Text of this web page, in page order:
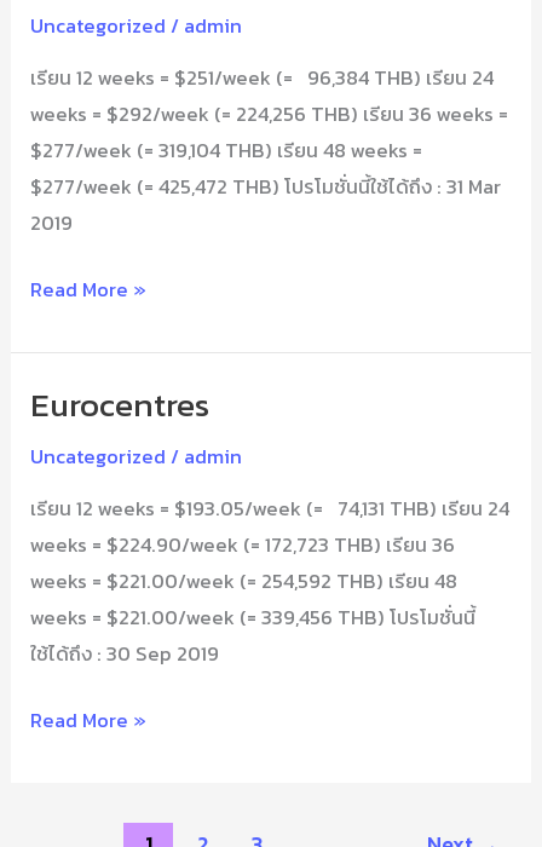
Uncategorized / admin
เรียน 12 weeks = $251/week (= 96,384 THB) เรียน 24
weeks = $292/week (= 224,256 THB) เรียน 36 weeks =
$277/week (= 319,104 THB) เรียน 48 weeks =
$277/week (= 425,472 THB) โปรโมชั่นนี้ใช้ได้ถึง : 31 Mar
2019
Read More »
Eurocentres
Uncategorized / admin
เรียน 12 weeks = $193.05/week (= 74,131 THB) เรียน 24
weeks = $224.90/week (= 172,723 THB) เรียน 36
weeks = $221.00/week (= 254,592 THB) เรียน 48
weeks = $221.00/week (= 339,456 THB) โปรโมชั่นนี้
ใช้ได้ถึง : 30 Sep 2019
Eurocentres
Read More »